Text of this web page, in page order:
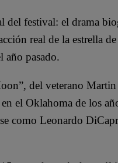
festival: el drama
real de la estrella
año pasado.
del veterano Martin
el Oklahoma de los
como Leonardo